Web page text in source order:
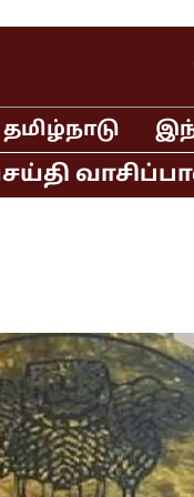
தமிழ்நாடு